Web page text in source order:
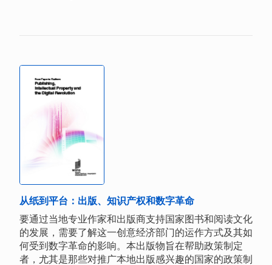
从纸到平台：出版、知识产权和数字革命
要通过当地专业作家和出版商支持国家图书和阅读文化
的发展，需要了解这一创意经济部门的运作方式及其如
何受到数字革命的影响。本出版物旨在帮助政策制定
者，尤其是那些对推广本地出版感兴趣的国家的政策制